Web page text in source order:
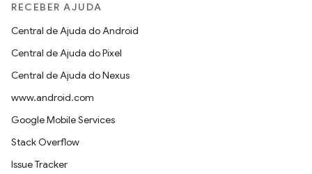
RECEBER AJUDA
Central de Ajuda do Android
Central de Ajuda do Pixel
Central de Ajuda do Nexus
www.android.com
Google Mobile Services
Stack Overflow
Issue Tracker